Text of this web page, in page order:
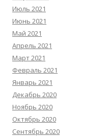
Июль 2021
Июнь 2021
Май 2021
Апрель 2021
Март 2021
Февраль 2021
Январь 2021
Декабрь 2020
Ноябрь 2020
Октябрь 2020
Сентябрь 2020